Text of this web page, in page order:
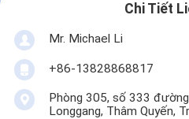
Chi Tiết
Mr. Michael Li
+86-13828868817
Phòng 305, số 333
Longgang, Thâm Quyến,